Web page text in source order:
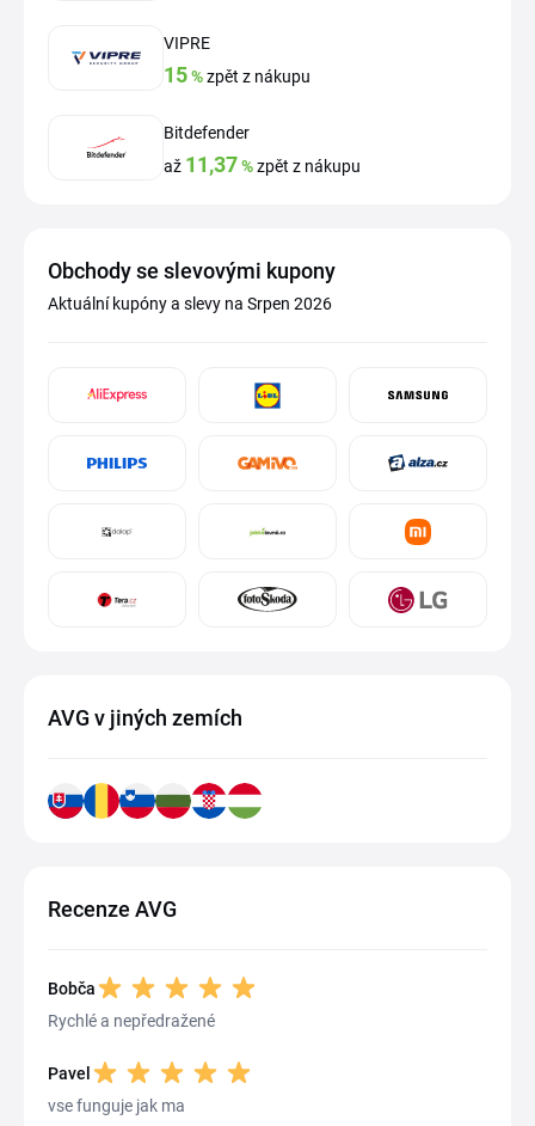
VIPRE
15%zpět z nákupu
Bitdefender
až 11,37%zpět z nákupu
Obchody se slevovými kupony
Aktuální kupóny a slevy na Srpen 2026
AVG v jiných zemích
Recenze AVG
Bobča
Rychlé a nepředražené
Pavel
vse funguje jak ma